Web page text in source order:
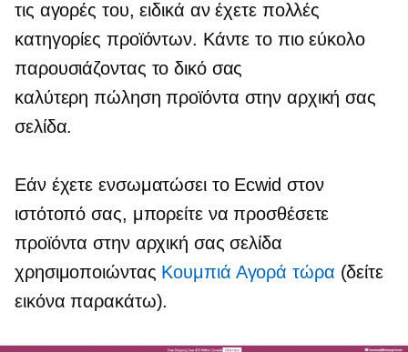
τις αγορές του, ειδικά αν έχετε πολλές
κατηγορίες προϊόντων. Κάντε το πιο εύκολο
παρουσιάζοντας το δικό σας
καλύτερη πώληση προϊόντα στην αρχική σας
σελίδα.
Εάν έχετε ενσωματώσει το Ecwid στον
ιστότοπό σας, μπορείτε να προσθέσετε
προϊόντα στην αρχική σας σελίδα
χρησιμοποιώντας Κουμπιά Αγορά τώρα (δείτε
εικόνα παρακάτω).